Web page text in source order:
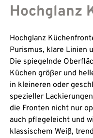
Hochglanz
Hochglanz
Purismus, klare Linien
Die spiegelnde
Küchen größer und
in kleineren oder
spezieller
die Fronten nicht nur
auch pflegeleicht und
klassischem Weiß,